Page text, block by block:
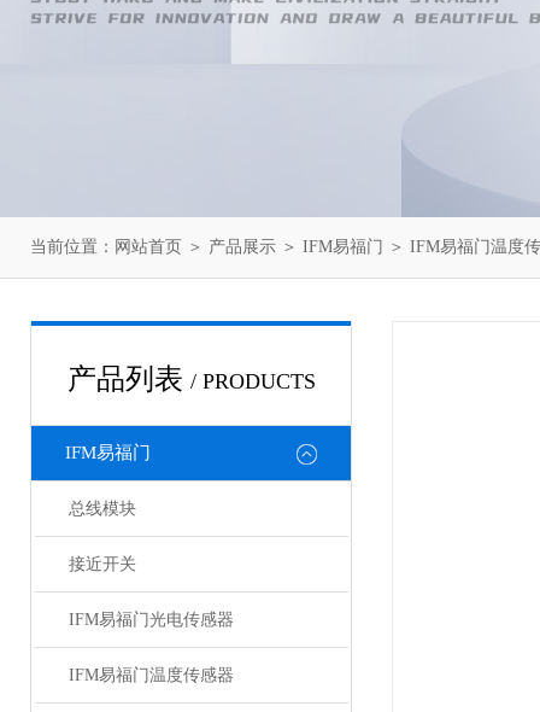
当前位置： 网站首页 ＞ 产品展示 ＞ IFM易福门 ＞ IFM易福门温度
产品列表 / PRODUCTS
IFM易福门
总线模块
接近开关
IFM易福门光电传感器
IFM易福门温度传感器